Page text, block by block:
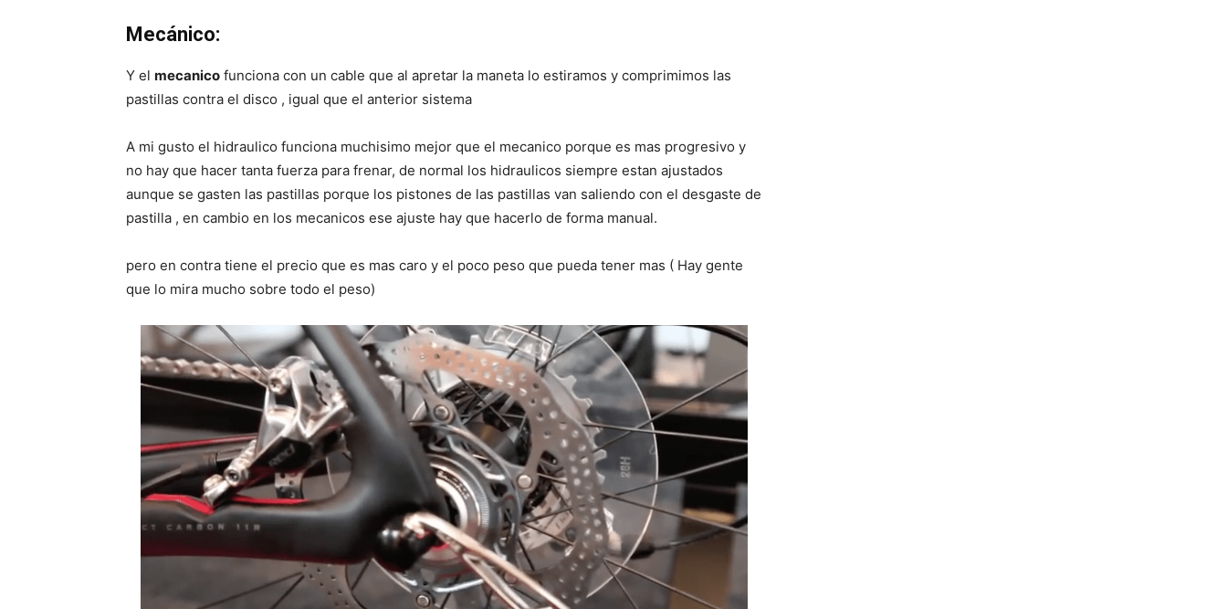
Mecánico:
Y el mecanico funciona con un cable que al apretar la maneta lo estiramos y comprimimos las
pastillas contra el disco , igual que el anterior sistema
A mi gusto el hidraulico funciona muchisimo mejor que el mecanico porque es mas progresivo y
no hay que hacer tanta fuerza para frenar, de normal los hidraulicos siempre estan ajustados
aunque se gasten las pastillas porque los pistones de las pastillas van saliendo con el desgaste de
pastilla , en cambio en los mecanicos ese ajuste hay que hacerlo de forma manual.
pero en contra tiene el precio que es mas caro y el poco peso que pueda tener mas ( Hay gente
que lo mira mucho sobre todo el peso)